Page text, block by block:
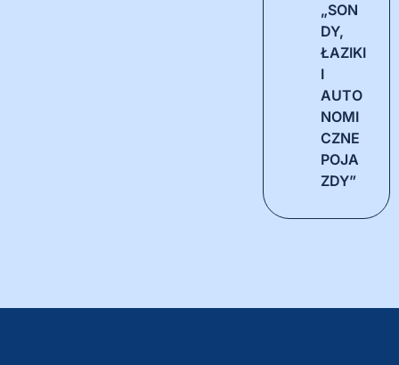
„SON
DY,
ŁAZIKI
I
AUTO
NOMI
CZNE
POJA
ZDY”